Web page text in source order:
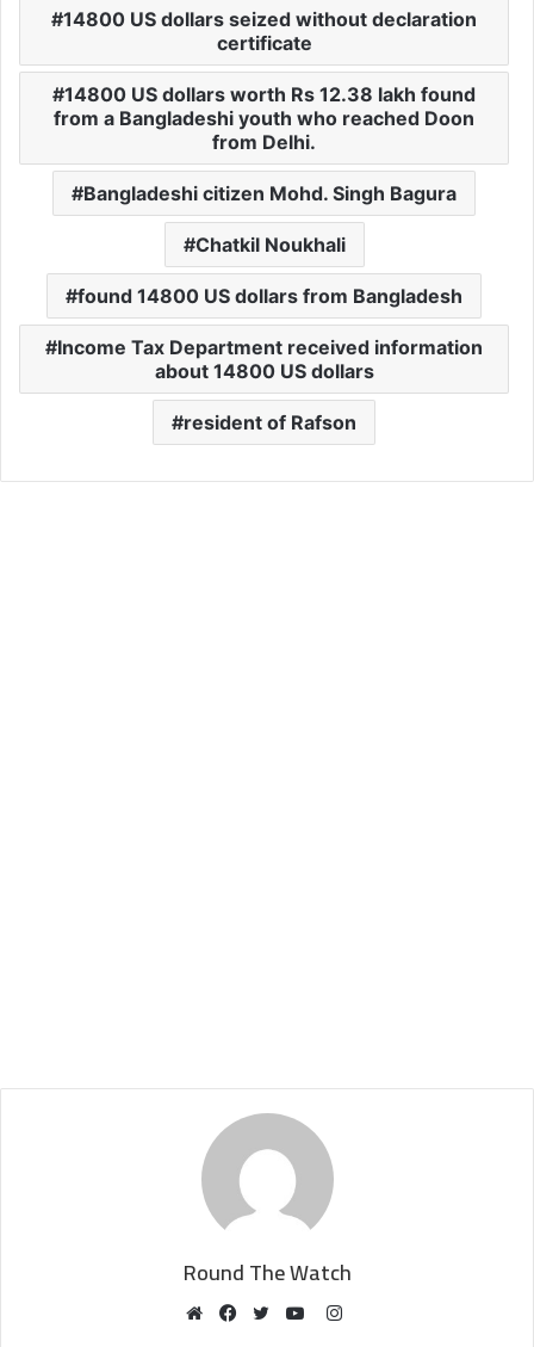
14800 US dollars seized without declaration
certificate
14800 US dollars worth Rs 12.38 lakh found
from a Bangladeshi youth who reached Doon
from Delhi.
Bangladeshi citizen Mohd. Singh Bagura
Chatkil Noukhali
found 14800 US dollars from Bangladesh
Income Tax Department received information
about 14800 US dollars
resident of Rafson
Round The Watch
Instagram